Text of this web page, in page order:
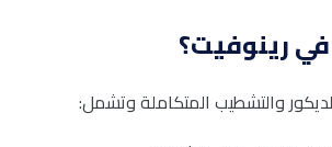
رينوفيت؟
والتشطيب المتكاملة وتشمل: